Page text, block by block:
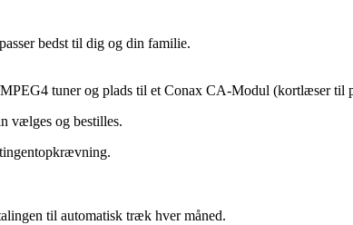
bedst til dig og din familie.
tuner og plads til et Conax CA-Modul (kortlæser til
vælges og bestilles.
til automatisk træk hver måned.